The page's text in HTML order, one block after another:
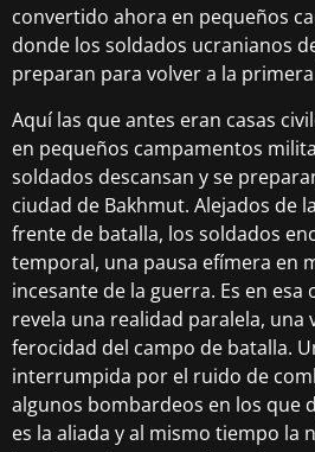
convertido ahora en pequeños
donde los soldados ucranianos
preparan para volver a la
Aquí las que antes eran casas
en pequeños campamentos
soldados descansan y se
ciudad de Bakhmut. Alejados de
frente de batalla, los soldados
temporal, una pausa efímera en
incesante de la guerra. Es en
revela una realidad paralela, una
ferocidad del campo de batalla.
interrumpida por el ruido de
algunos bombardeos en los que
es la aliada y al mismo tiempo la